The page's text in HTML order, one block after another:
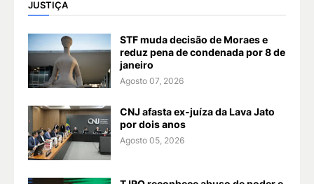
JUSTIÇA
STF muda decisão de Moraes e
reduz pena de condenada por 8 de
janeiro
Agosto 07, 2026
CNJ afasta ex-juíza da Lava Jato
por dois anos
Agosto 05, 2026